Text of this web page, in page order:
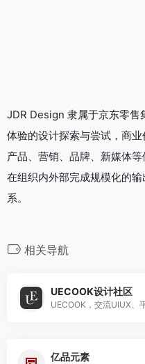
JDR Design 隶属于京东零售
体验的设计探索与尝试，商
产品、营销、品牌、新媒体
在组织内外部完成规模化的
系。
相关导航
UECOOK设计社区
亿品元素